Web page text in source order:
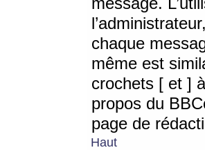
chaque
même est
crochets [ et ]
propos du
page de
Haut